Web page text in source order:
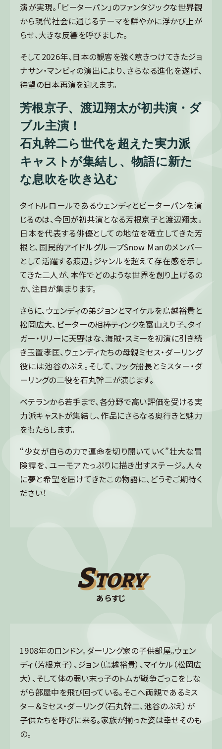
演が実現。「ピーターパン」のファンタジックな世界観
から現代社会に通じるテーマを鮮やかに浮かび上が
らせ、大きな反響を呼びました。
そして2026年、日本の観客を強く惹きつけてきたジョ
ナサン・マンビィの演出により、さらなる進化を遂げ、
待望の日本再演を迎えます。
芳根京子、渡辺翔太が初共演・ダ
ブル主演！
石丸幹二ら世代を超えた実力派
キャストが集結し、 物語に新た
な息吹を吹き込む
タイトルロールであるウェンディとピーターパンを演
じるのは、今回が初共演となる芳根京子と渡辺翔太。
日本を代表する俳優としての地位を確立してきた芳
根と、国民的アイドルグループSnow Manのメンバー
として活躍する渡辺。ジャンルを超えて存在感を示し
てきた二人が、本作でどのような世界を創り上げるの
か、注目が集まります。
さらに、ウェンディの弟ジョンとマイケルを鳥越裕貴と
松岡広大、ピーターの相棒ティンクを富山えり子、タイ
ガー・リリーに天野はな、海賊・スミーを初演に引き続
き玉置孝匡、ウェンディたちの母親ミセス・ダーリング
役には池谷のぶえ。そして、フック船長とミスター・ダ
ーリングの二役を石丸幹二が演じます。
ベテランから若手まで、各分野で高い評価を受ける実
力派キャストが集結し、作品にさらなる奥行きと魅力
をもたらします。
“少女が自らの力で運命を切り開いていく”壮大な冒
険譚を、ユーモアたっぷりに描き出すステージ。人々
に夢と希望を届けてきたこの物語に、どうぞご期待く
ださい！
STORY
あらすじ
1908年のロンドン。ダーリング家の子供部屋。ウェン
ディ（芳根京子）、ジョン（鳥越裕貴）、マイケル（松岡広
大）、そして体の弱い末っ子のトムが戦争ごっこをしな
がら部屋中を飛び回っている。そこへ両親であるミス
ター＆ミセス・ダーリング（石丸幹二、池谷のぶえ）が
子供たちを呼びに来る。家族が揃った姿は幸せそのも
の。